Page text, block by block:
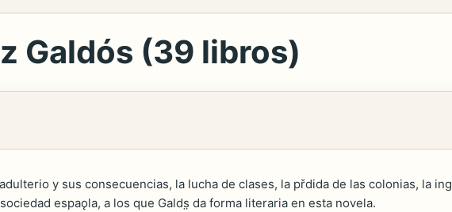
Galdós (39 libros)
y sus consecuencias, la lucha de clases, la přdida de las colonias, la
espaǫla, a los que Galds̤ da forma literaria en esta novela.